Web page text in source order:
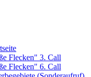
Flecken" 3. Call
Flecken" 6. Call